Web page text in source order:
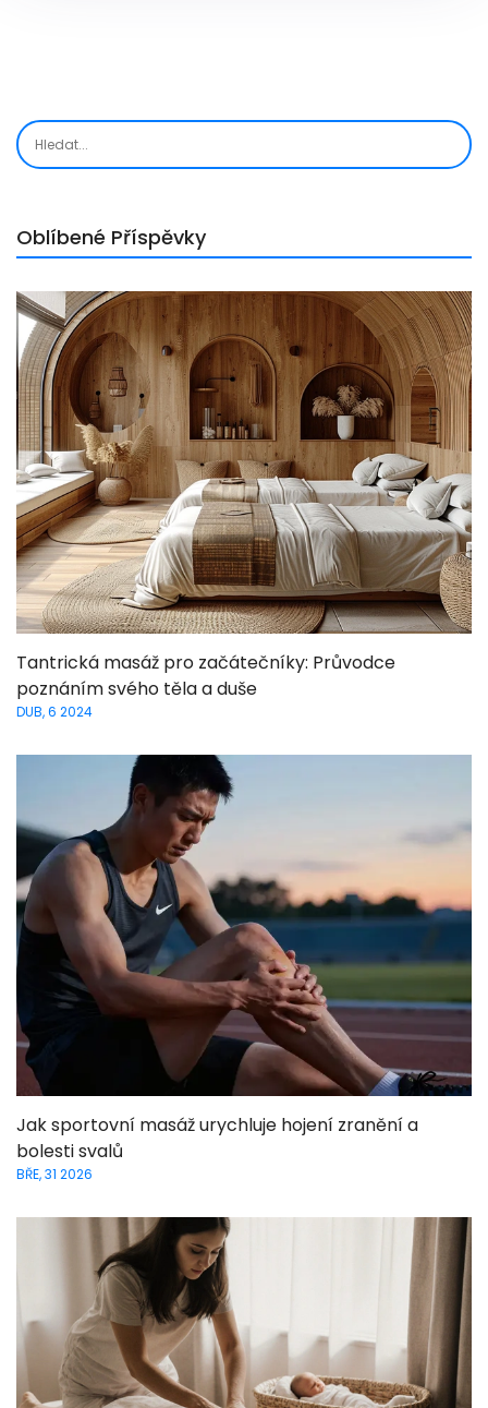
Oblíbené Příspěvky
Tantrická masáž pro začátečníky: Průvodce
poznáním svého těla a duše
DUB, 6 2024
Jak sportovní masáž urychluje hojení zranění a
bolesti svalů
BŘE, 31 2026